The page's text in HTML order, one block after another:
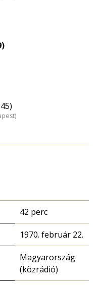
42 perc
1970. február 22.
Magyarország
(közrádió)